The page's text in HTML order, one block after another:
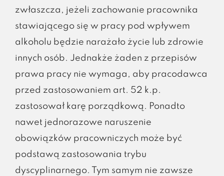
zwłaszcza, jeżeli zachowanie pracownika
stawiającego się w pracy pod wpływem
alkoholu będzie narażało życie lub zdrowie
innych osób. Jednakże żaden z przepisów
prawa pracy nie wymaga, aby pracodawca
przed zastosowaniem art. 52 k.p.
zastosował karę porządkową. Ponadto
nawet jednorazowe naruszenie
obowiązków pracowniczych może być
podstawą zastosowania trybu
dyscyplinarnego. Tym samym nie zawsze